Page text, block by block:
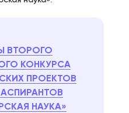
ВТОРОГО
КОНКУРСА
ПРОЕКТОВ
НАУКА»